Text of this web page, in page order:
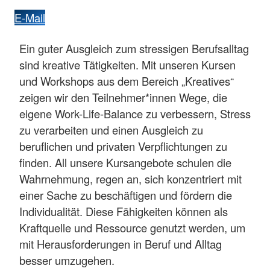
E-Mail
Ein guter Ausgleich zum stressigen Berufsalltag
sind kreative Tätigkeiten. Mit unseren Kursen
und Workshops aus dem Bereich „Kreatives“
zeigen wir den Teilnehmer*innen Wege, die
eigene Work-Life-Balance zu verbessern, Stress
zu verarbeiten und einen Ausgleich zu
beruflichen und privaten Verpflichtungen zu
finden. All unsere Kursangebote schulen die
Wahrnehmung, regen an, sich konzentriert mit
einer Sache zu beschäftigen und fördern die
Individualität. Diese Fähigkeiten können als
Kraftquelle und Ressource genutzt werden, um
mit Herausforderungen in Beruf und Alltag
besser umzugehen.